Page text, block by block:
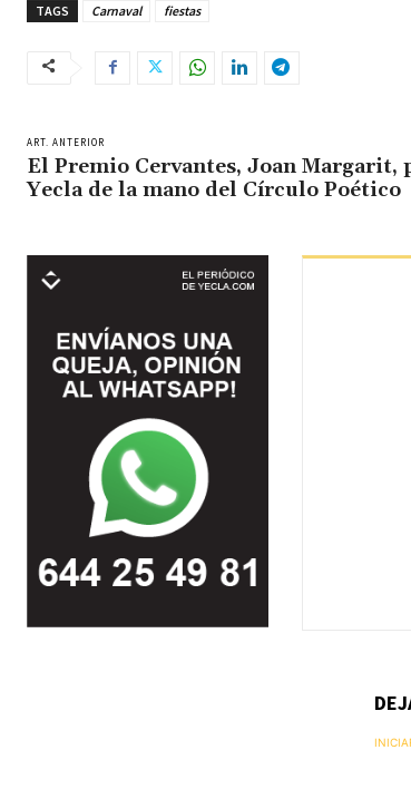
TAGS Carnaval fiestas
ART. ANTERIOR
El Premio Cervantes, Joan Margarit,
Yecla de la mano del Círculo Poético